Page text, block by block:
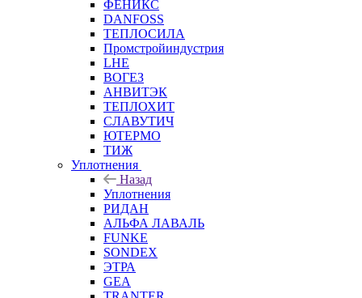
ФЕНИКС
DANFOSS
ТЕПЛОСИЛА
Промстройиндустрия
LHE
ВОГЕЗ
АНВИТЭК
ТЕПЛОХИТ
СЛАВУТИЧ
ЮТЕРМО
ТИЖ
Уплотнения
Назад
Уплотнения
РИДАН
АЛЬФА ЛАВАЛЬ
FUNKE
SONDEX
ЭТРА
GEA